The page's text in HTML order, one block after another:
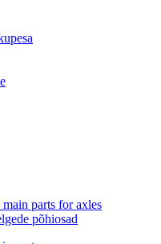
põhiosad